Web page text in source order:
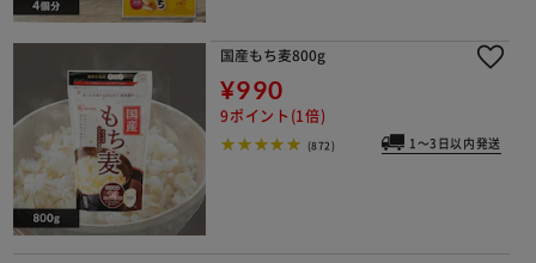
国産もち麦800g
¥990
9ポイント(1倍)
(872) 1～3日以内発送